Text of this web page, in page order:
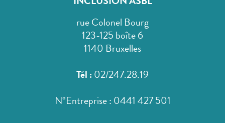
INCLUSION ASBL
rue Colonel Bourg
123-125 boîte 6
1140 Bruxelles
Tél : 02/247.28.19
N°Entreprise : 0441 427 501